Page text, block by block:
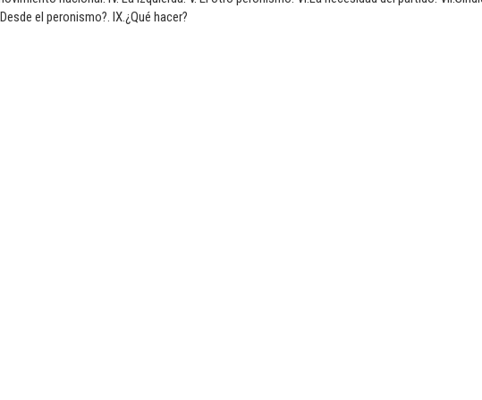
el peronismo?. IX.¿Qué hacer?